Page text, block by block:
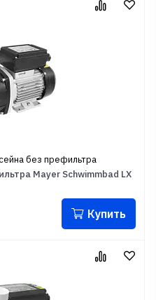
без префильтра
Mayer Schwimmbad LX
Купить